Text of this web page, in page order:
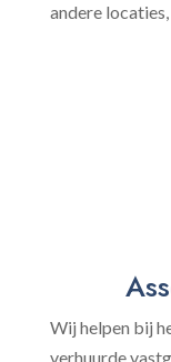
andere
Wij helpen bij
verhuurde